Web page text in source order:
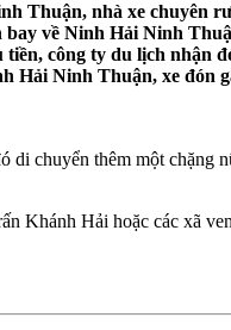
Thuận, nhà xe chuyên
về Ninh Hải Ninh
công ty du lịch nhận
Hải Ninh Thuận, xe đón
chuyển thêm một chặng
Khánh Hải hoặc các xã